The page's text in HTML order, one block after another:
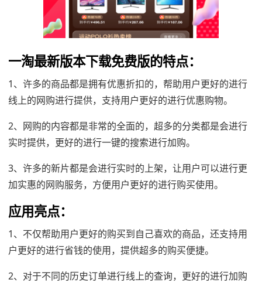
一淘最新版本下载免费版的特点：
1、许多的商品都是拥有优惠折扣的，帮助用户更好的进行
线上的网购进行提供，支持用户更好的进行优惠购物。
2、网购的内容都是非常的全面的，超多的分类都是会进行
实时提供，更好的进行一键的搜索进行加购。
3、许多的新片都是会进行实时的上架，让用户可以进行更
加实惠的网购服务，方便用户更好的进行购买使用。
应用亮点：
1、不仅帮助用户更好的购买到自己喜欢的商品，还支持用
户更好的进行省钱的使用，提供超多的购买便捷。
2、对于不同的历史订单进行线上的查询，更好的进行加购